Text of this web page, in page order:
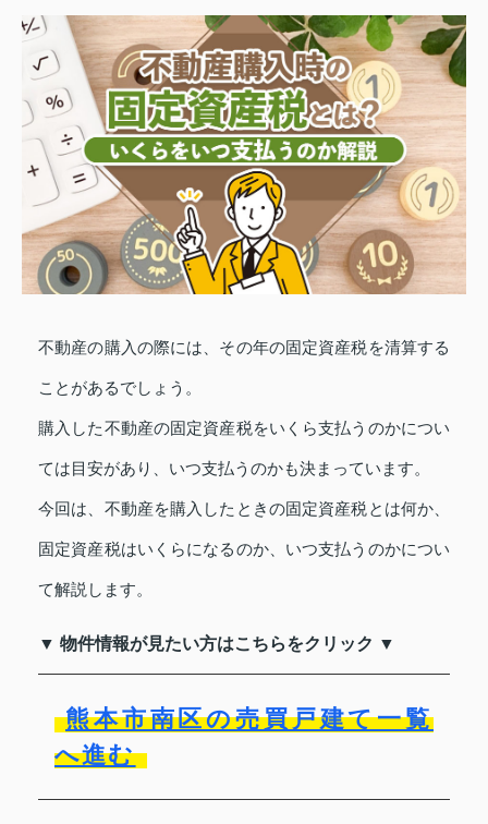
不動産の購入の際には、その年の固定資産税を清算する
ことがあるでしょう。
購入した不動産の固定資産税をいくら支払うのかについ
ては目安があり、いつ支払うのかも決まっています。
今回は、不動産を購入したときの固定資産税とは何か、
固定資産税はいくらになるのか、いつ支払うのかについ
て解説します。
▼ 物件情報が見たい方はこちらをクリック ▼
熊本市南区の売買戸建て一覧
へ進む